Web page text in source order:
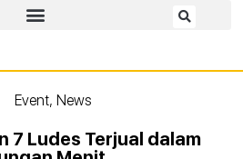
Event, News
7 Ludes Terjual dalam